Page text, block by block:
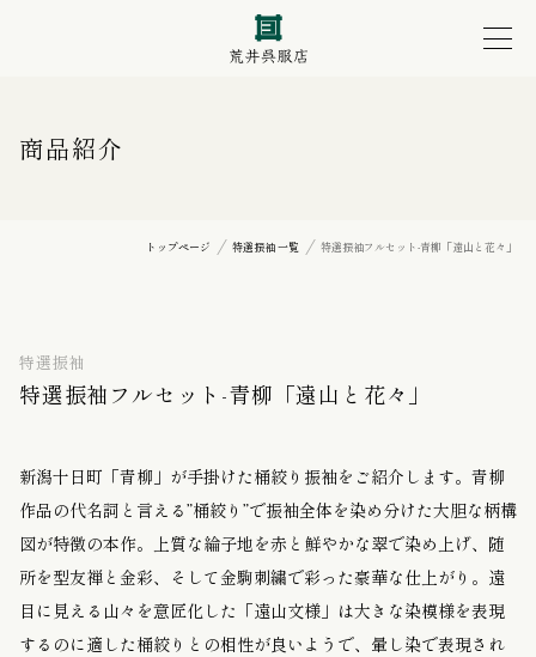
商品紹介
トップページ 特選振袖 一覧 特選振袖フルセット-青柳「遠山と花々」
特選振袖
特選振袖フルセット-青柳「遠山と花々」
新潟十日町「青柳」が手掛けた桶絞り振袖をご紹介します。青柳
作品の代名詞と言える”桶絞り”で振袖全体を染め分けた大胆な柄構
図が特徴の本作。上質な綸子地を赤と鮮やかな翠で染め上げ、随
所を型友禅と金彩、そして金駒刺繍で彩った豪華な仕上がり。遠
目に見える山々を意匠化した「遠山文様」は大きな染模様を表現
するのに適した桶絞りとの相性が良いようで、暈し染で表現され